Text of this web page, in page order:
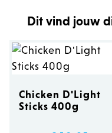
Dit vind jouw
Chicken D'Light
Sticks 400g